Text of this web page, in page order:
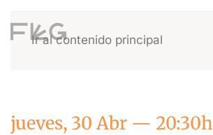
Ir al contenido principal
jueves, 30 Abr — 20:30h